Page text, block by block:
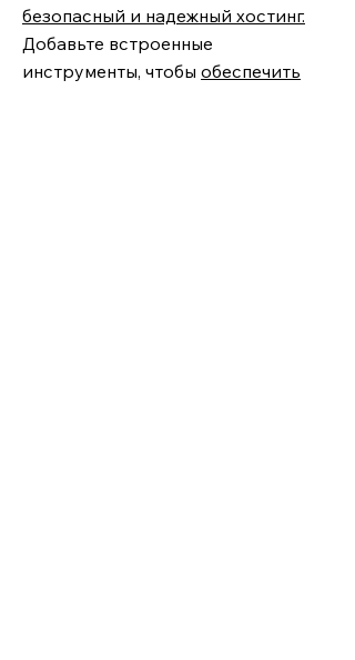
безопасный и надежный хостинг.
Добавьте встроенные
инструменты, чтобы обеспечить